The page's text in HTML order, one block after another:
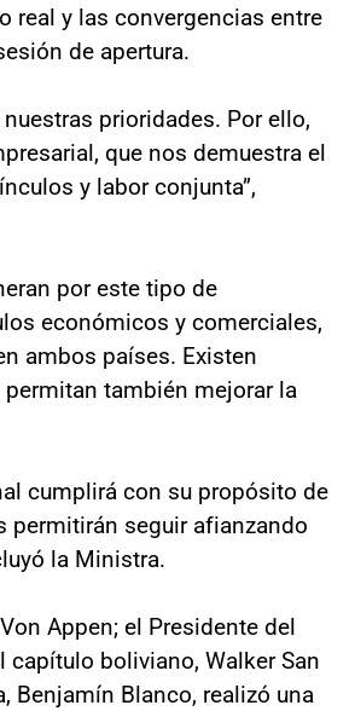
y las convergencias entre
de apertura.
prioridades. Por ello,
que nos demuestra el
y labor conjunta”,
por este tipo de
económicos y comerciales,
ambos países. Existen
también mejorar la
cumplirá con su propósito de
permitirán seguir afianzando
la Ministra.
Appen; el Presidente del
boliviano, Walker San
Benjamín Blanco, realizó una